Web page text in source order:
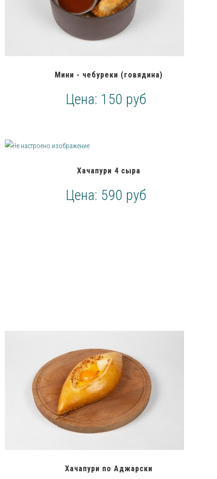
Мини - чебуреки (говядина)
Цена: 150 руб
Хачапури 4 сыра
Цена: 590 руб
Хачапури по Аджарски